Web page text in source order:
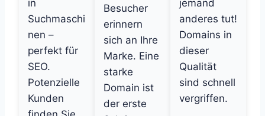
in
Suchmaschi
nen –
perfekt für
SEO.
Potenzielle
Kunden
Besucher
erinnern
sich an Ihre
Marke. Eine
starke
Domain ist
der erste
jemand
anderes tut!
Domains in
dieser
Qualität
sind schnell
vergriffen.